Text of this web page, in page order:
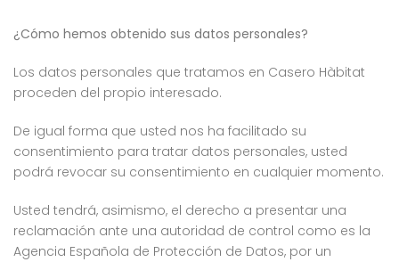
¿Cómo hemos obtenido sus datos personales?
Los datos personales que tratamos en Casero Hàbitat
proceden del propio interesado.
De igual forma que usted nos ha facilitado su
consentimiento para tratar datos personales, usted
podrá revocar su consentimiento en cualquier momento.
Usted tendrá, asimismo, el derecho a presentar una
reclamación ante una autoridad de control como es la
Agencia Española de Protección de Datos, por un